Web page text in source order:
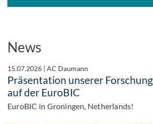
News
15.07.2026 |AC Daumann
Präsentation unserer
auf der EuroBIC
EuroBIC in Groningen, Netherlands!